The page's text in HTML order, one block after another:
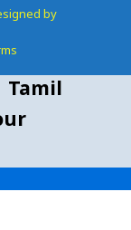
by
Tamil